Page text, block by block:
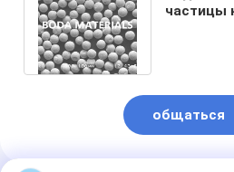
частицы
общаться